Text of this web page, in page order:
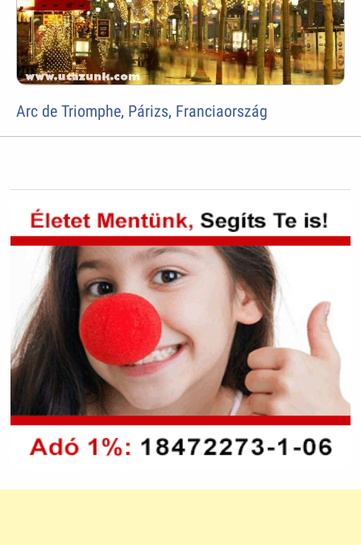
Arc de Triomphe, Párizs, Franciaország